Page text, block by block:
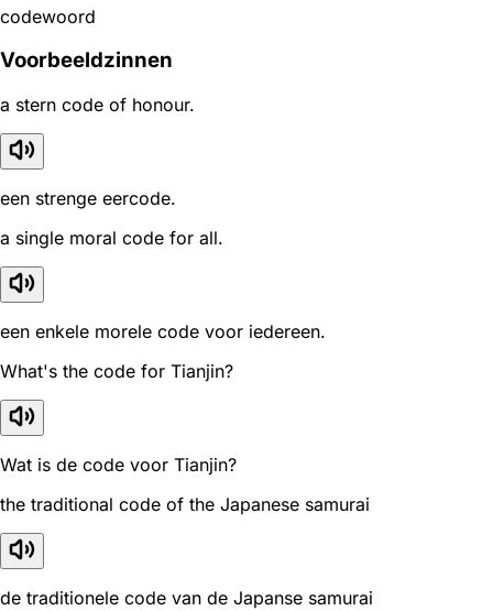
codewoord
Voorbeeldzinnen
a stern code of honour.
een strenge eercode.
a single moral code for all.
een enkele morele code voor iedereen.
What's the code for Tianjin?
Wat is de code voor Tianjin?
the traditional code of the Japanese samurai
de traditionele code van de Japanse samurai